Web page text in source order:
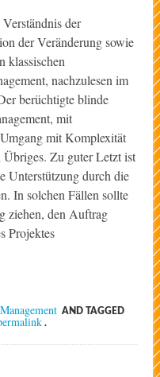
der
der Veränderung sowie
klassischen
nachzulesen im
berüchtigte blinde
mit
mit Komplexität
Zu guter Letzt ist
Unterstützung durch die
In solchen Fällen sollte
ziehen, den Auftrag
Projektes
AND TAGGED
.